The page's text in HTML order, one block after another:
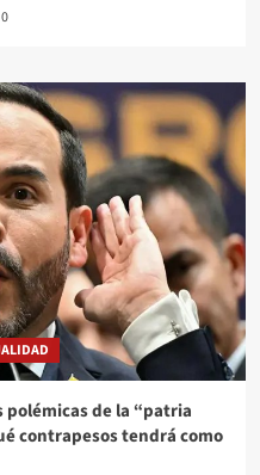
0
polémicas de la “patria
contrapesos tendrá como